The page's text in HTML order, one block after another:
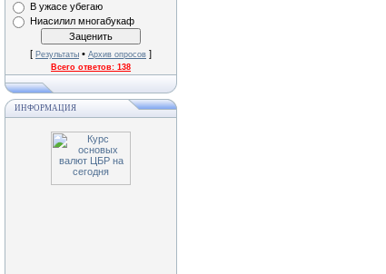
В ужасе убегаю
Ниасилил многабукаф
[ Результаты • Архив опросов ]
Всего ответов: 138
ИНФОРМАЦИЯ